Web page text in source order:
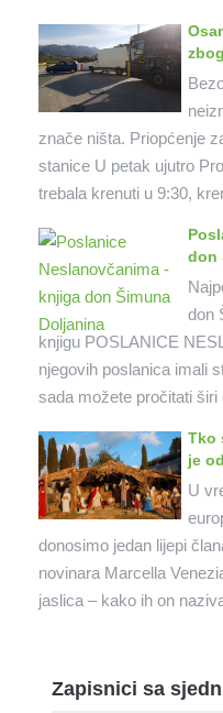
znače ništa. Priopćenje
stanice U petak ujutro
trebala krenuti u 9:30,
don
don
knjigu POSLANICE
njegovih poslanica imali
sada možete pročitati širi
Tko
je
U
donosimo jedan lijepi
novinara Marcella
jaslica – kako ih on
Zapisnici sa